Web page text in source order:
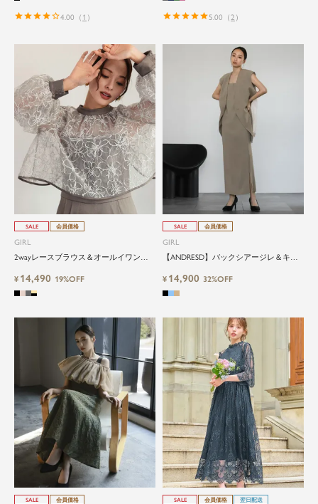
4.00 （ 1 ） 5.00 （2 ）
SALE 会員価格
GIRL
2wayレースブラウス＆オールイワンパ
¥ 14,490 19%OFF
SALE 会員価格
GIRL
【ANDRESD】バックシアージレ＆キャ
グ丈結婚式ワンピースパーティードレス
¥ 14,900 32%OFF
SALE 会員価格 SALE 会員価格 翌日配送